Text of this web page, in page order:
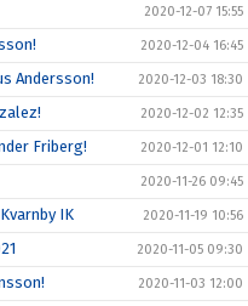
2020-12-07 15:55
2020-12-04 16:45
Andersson! 2020-12-03 18:30
2020-12-02 12:35
Friberg! 2020-12-01 12:10
2020-11-26 09:45
IK 2020-11-19 10:56
2020-11-05 09:30
2020-11-03 12:00